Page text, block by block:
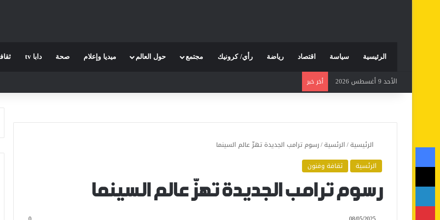
الرئيسية سياسة اقتصاد رياضة رأي/ كرونيك مجتمع حول العالم ميديا وإعلام صحة دابا tv
الأحد 9 أغسطس 2026 أخر خبر
الرئيسية/الرئسية/رسوم ترامب الجديدة تهزّ عالم السينما
الرئسية
ثقافة وفنون
رسوم ترامب الجديدة تهزّ عالم السينما